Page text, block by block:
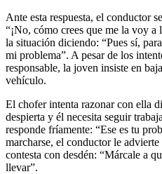
Ante esta respuesta, el conductor
“¡No, cómo crees que me la voy
la situación diciendo: “Pues sí,
mi problema”. A pesar de los
responsable, la joven insiste en
vehículo.
El chofer intenta razonar con ella
despierta y él necesita seguir
responde fríamente: “Ese es tu
marcharse, el conductor le
contesta con desdén: “Márcale a
llevar”.